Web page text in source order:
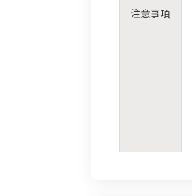
注意事項